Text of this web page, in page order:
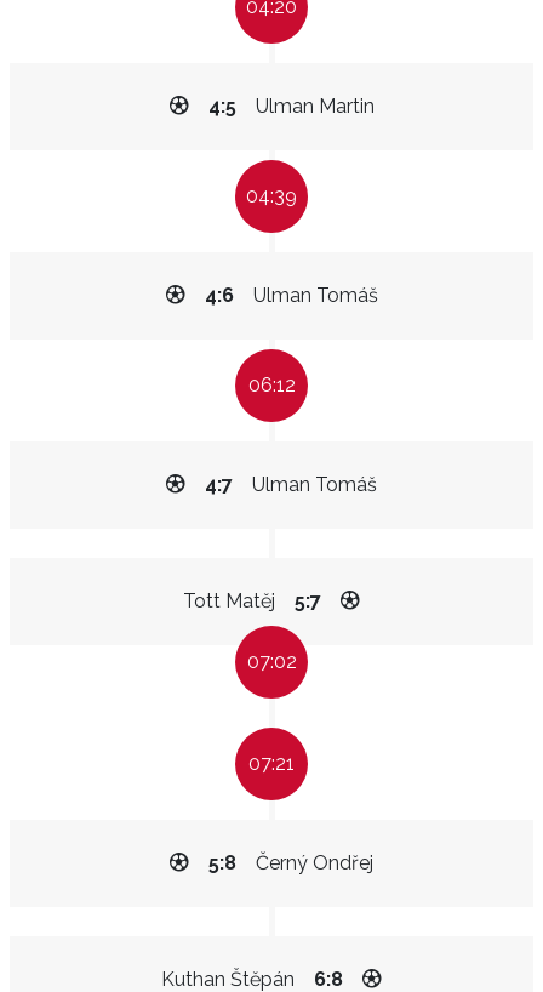
04:20
Ulman Martin
4:5
04:39
Ulman Tomáš
4:6
06:12
Ulman Tomáš
4:7
Tott Matěj 5:7
07:02
07:21
Černý Ondřej
5:8
Kuthan Štěpán 6:8